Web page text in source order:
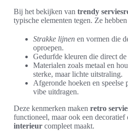
Bij het bekijken van trendy
typische elementen tegen. Ze
Strakke lijnen en vormen die
oproepen.
Gedurfde kleuren die direct
Materialen zoals metaal en
sterke, maar lichte uitstraling.
Afgeronde hoeken en speelse
vibe uitdragen.
Deze kenmerken maken retro
functioneel, maar ook een decoratief
interieur compleet maakt.